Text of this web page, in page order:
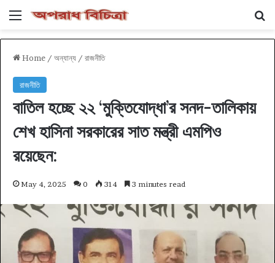
Menu
Home / অন্যান্য / রাজনীতি
রাজনীতি
বাতিল হচ্ছে ২২ ‘মুক্তিযোদ্ধা’র সনদ-তালিকায়
শেখ হাসিনা সরকারের সাত মন্ত্রী এমপিও
রয়েছেন:
May 4, 2025 0 314 3 minutes read